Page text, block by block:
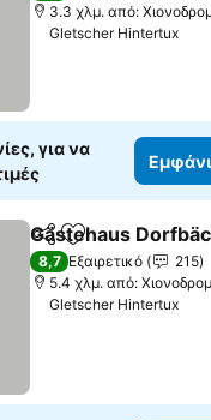
3.3 χλμ. από:
Gletscher Hintertux
για να
Κοινοποίηση
Προσθήκη στα
Gästehaus
8,7 Εξαιρετικό
215
5.4 χλμ. από:
Gletscher Hintertux